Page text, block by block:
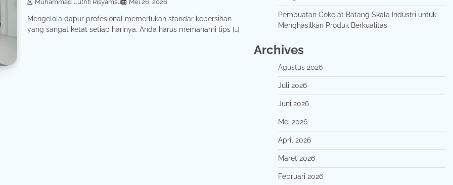
Muhammad Luthfi Risyamsu Mei 26, 2026
Mengelola dapur profesional memerlukan standar kebersihan
yang sangat ketat setiap harinya. Anda harus memahami tips […]
Pembuatan Cokelat Batang Skala Industri untuk
Menghasilkan Produk Berkualitas
Archives
Agustus 2026
Juli 2026
Juni 2026
Mei 2026
April 2026
Maret 2026
Februari 2026